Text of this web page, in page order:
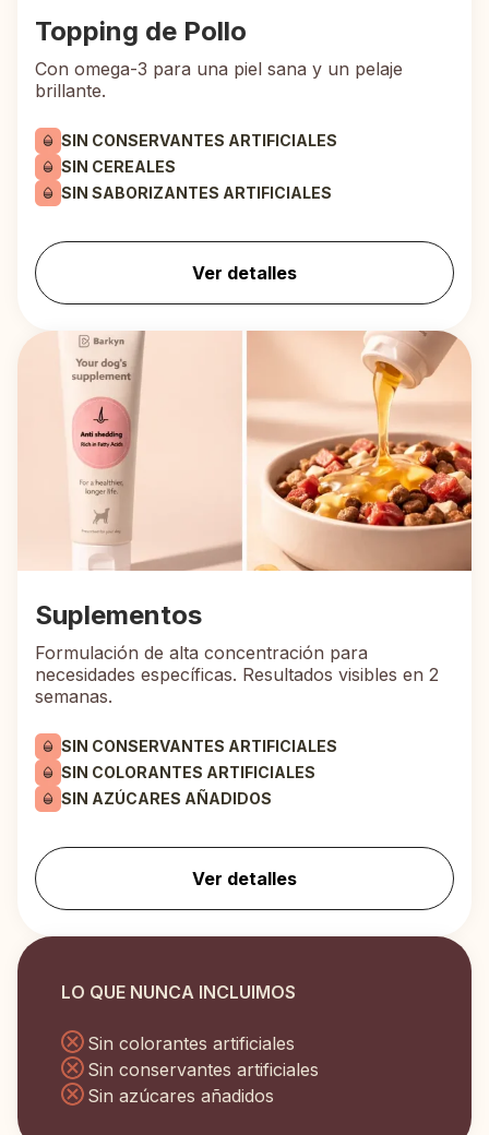
Topping de Pollo
Con omega-3 para una piel sana y un pelaje
brillante.
SIN CONSERVANTES ARTIFICIALES
SIN CEREALES
SIN SABORIZANTES ARTIFICIALES
Ver detalles
Suplementos
Formulación de alta concentración para
necesidades específicas. Resultados visibles en 2
semanas.
SIN CONSERVANTES ARTIFICIALES
SIN COLORANTES ARTIFICIALES
SIN AZÚCARES AÑADIDOS
Ver detalles
LO QUE NUNCA INCLUIMOS
Sin colorantes artificiales
Sin conservantes artificiales
Sin azúcares añadidos